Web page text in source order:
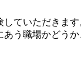
していただきます
あう職場かどう